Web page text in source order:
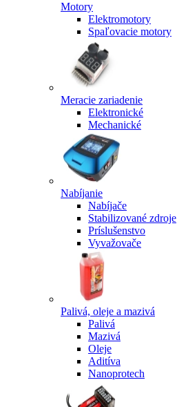
Motory
Elektromotory
Spaľovacie motory
Meracie zariadenie
Elektronické
Mechanické
Nabíjanie
Nabíjače
Stabilizované zdroje
Príslušenstvo
Vyvažovače
Palivá, oleje a mazivá
Palivá
Mazivá
Oleje
Aditíva
Nanoprotech